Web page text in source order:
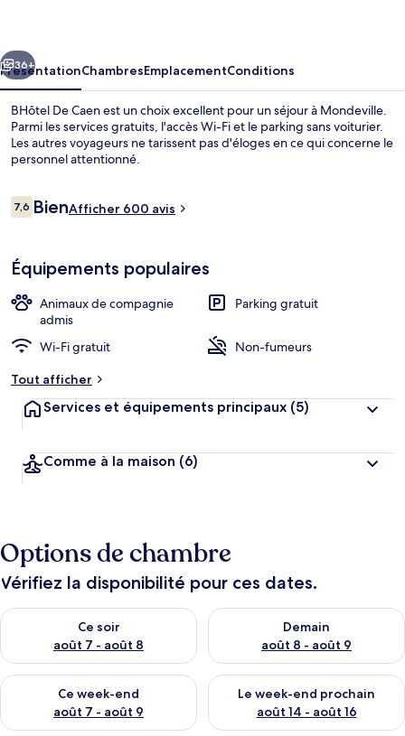
Suivant
36+
PrésentationChambresEmplacementConditions
BHôtel De Caen est un choix excellent pour un séjour à Mondeville.
Parmi les services gratuits, l'accès Wi-Fi et le parking sans voiturier.
Les autres voyageurs ne tarissent pas d'éloges en ce qui concerne le
personnel attentionné.
Avis
voyageurs
7,67,6 sur 10
BienAfficher 600 avis
Équipements populaires
Animaux de compagnie
admis
Parking gratuit
Wi-Fi gratuit
Non-fumeurs
Tout afficher
Services et équipements principaux (5)
Comme à la maison (6)
Options de chambre
Vérifiez la disponibilité pour ces dates.
Ce soir
août 7 - août 8
Vérifier la disponibilité pour ce soir août 7 - août 8
Demain
août 8 - août 9
Vérifier la disponibilité pour
Ce week-end
août 7 - août 9
Vérifier la disponibilité pour ce week-end août 7 - août 9
Le week-end prochain
août 14 - août 16
Vérifier la disponibilité pour